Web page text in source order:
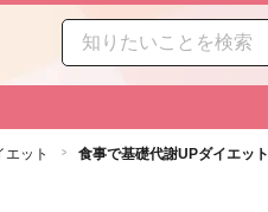
ット 食事で基礎代謝UPダイエット